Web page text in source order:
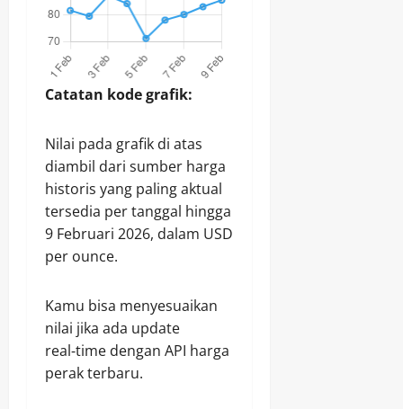
Catatan kode grafik:
Nilai pada grafik di atas
diambil dari sumber harga
historis yang paling aktual
tersedia per tanggal hingga
9 Februari 2026, dalam USD
per ounce.
Kamu bisa menyesuaikan
nilai jika ada update
real‑time dengan API harga
perak terbaru.